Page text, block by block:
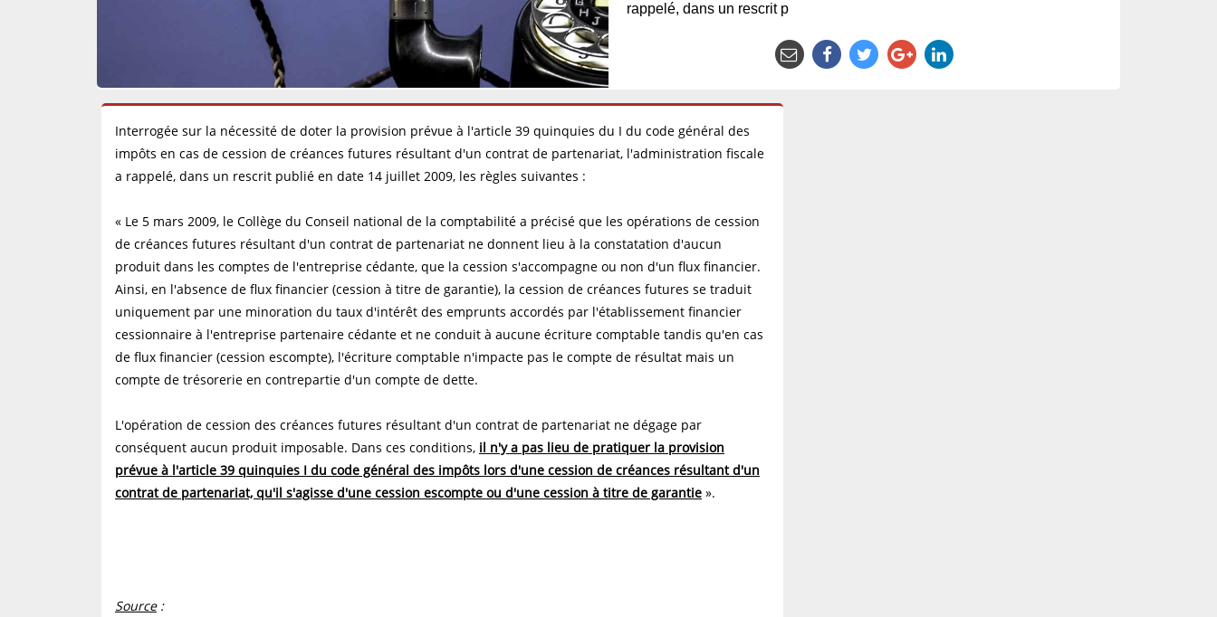
rappelé, dans un rescrit p
Interrogée sur la nécessité de doter la provision prévue à l'article 39 quinquies du I du code général des
impôts en cas de cession de créances futures résultant d'un contrat de partenariat, l'administration fiscale
a rappelé, dans un rescrit publié en date 14 juillet 2009, les règles suivantes :
« Le 5 mars 2009, le Collège du Conseil national de la comptabilité a précisé que les opérations de cession
de créances futures résultant d'un contrat de partenariat ne donnent lieu à la constatation d'aucun
produit dans les comptes de l'entreprise cédante, que la cession s'accompagne ou non d'un flux financier.
Ainsi, en l'absence de flux financier (cession à titre de garantie), la cession de créances futures se traduit
uniquement par une minoration du taux d'intérêt des emprunts accordés par l'établissement financier
cessionnaire à l'entreprise partenaire cédante et ne conduit à aucune écriture comptable tandis qu'en cas
de flux financier (cession escompte), l'écriture comptable n'impacte pas le compte de résultat mais un
compte de trésorerie en contrepartie d'un compte de dette.
L'opération de cession des créances futures résultant d'un contrat de partenariat ne dégage par
conséquent aucun produit imposable. Dans ces conditions, il n'y a pas lieu de pratiquer la provision
prévue à l'article 39 quinquies I du code général des impôts lors d'une cession de créances résultant d'un
contrat de partenariat, qu'il s'agisse d'une cession escompte ou d'une cession à titre de garantie ».
Source: